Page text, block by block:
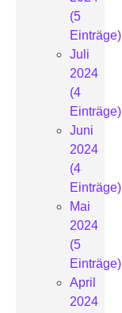
(5
Einträge)
Juli
2024
(4
Einträge)
Juni
2024
(4
Einträge)
Mai
2024
(5
Einträge)
April
2024